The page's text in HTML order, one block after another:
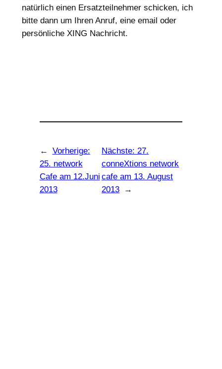
natürlich einen Ersatzteilnehmer schicken, ich
bitte dann um Ihren Anruf, eine email oder
persönliche XING Nachricht.
←
Vorherige:
25. network
Cafe am 12.Juni
2013
Nächste: 27.
conneXtions network
cafe am 13. August
2013
→